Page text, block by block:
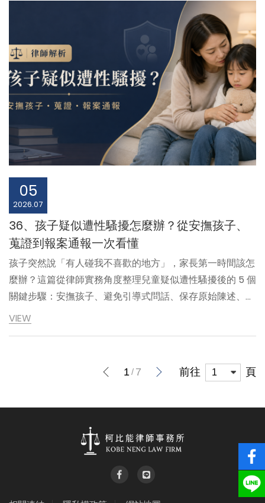
05
2026.07
36、孩子疑似遭性騷擾怎麼辦？從安撫孩子、
蒐證到報案通報一次看懂
孩子突然說「有人碰我不喜歡的地方」，家長第一時間該怎
麼辦？這篇從律師實務角度整理兒童疑似遭性騷擾後的 5 個
關鍵步驟：安撫孩子、避免引導式問話、保存原始陳述、就
醫驗傷、通報與法律程序，幫助家長在震驚與混亂中，做出
VIEW
上一頁
1 7 下一頁前往 頁